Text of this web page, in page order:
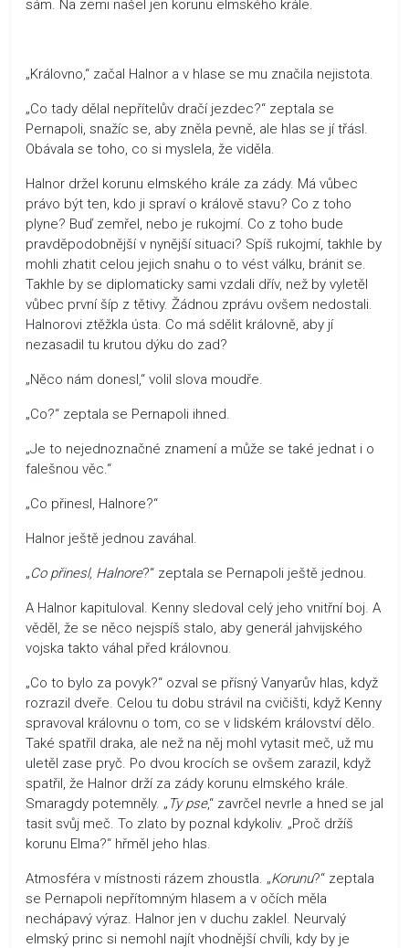
sám. Na zemi našel jen korunu elmského krále.
„Královno,“ začal Halnor a v hlase se mu značila nejistota.
„Co tady dělal nepřítelův dračí jezdec?“ zeptala se
Pernapoli, snažíc se, aby zněla pevně, ale hlas se jí třásl.
Obávala se toho, co si myslela, že viděla.
Halnor držel korunu elmského krále za zády. Má vůbec
právo být ten, kdo ji spraví o králově stavu? Co z toho
plyne? Buď zemřel, nebo je rukojmí. Co z toho bude
pravděpodobnější v nynější situaci? Spíš rukojmí, takhle by
mohli zhatit celou jejich snahu o to vést válku, bránit se.
Takhle by se diplomaticky sami vzdali dřív, než by vyletěl
vůbec první šíp z tětivy. Žádnou zprávu ovšem nedostali.
Halnorovi ztěžkla ústa. Co má sdělit královně, aby jí
nezasadil tu krutou dýku do zad?
„Něco nám donesl,“ volil slova moudře.
„Co?“ zeptala se Pernapoli ihned.
„Je to nejednoznačné znamení a může se také jednat i o
falešnou věc.“
„Co přinesl, Halnore?“
Halnor ještě jednou zaváhal.
„Co přinesl, Halnore?“ zeptala se Pernapoli ještě jednou.
A Halnor kapituloval. Kenny sledoval celý jeho vnitřní boj. A
věděl, že se něco nejspíš stalo, aby generál jahvijského
vojska takto váhal před královnou.
„Co to bylo za povyk?“ ozval se přísný Vanyarův hlas, když
rozrazil dveře. Celou tu dobu strávil na cvičišti, když Kenny
spravoval královnu o tom, co se v lidském království dělo.
Také spatřil draka, ale než na něj mohl vytasit meč, už mu
uletěl zase pryč. Po dvou krocích se ovšem zarazil, když
spatřil, že Halnor drží za zády korunu elmského krále.
Smaragdy potemněly. „ Ty pse,“ zavrčel nevrle a hned se jal
tasit svůj meč. To zlato by poznal kdykoliv. „Proč držíš
korunu Elma?“ hřměl jeho hlas.
Atmosféra v místnosti rázem zhoustla. „Korunu?“ zeptala
se Pernapoli nepřítomným hlasem a v očích měla
nechápavý výraz. Halnor jen v duchu zaklel. Neurvalý
elmský princ si nemohl najít vhodnější chvíli, kdy by je